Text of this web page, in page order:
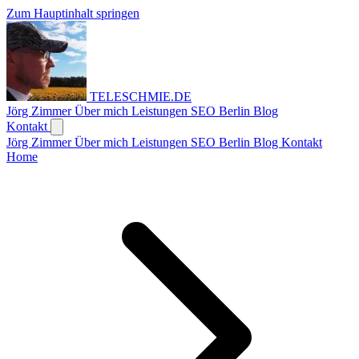
Zum Hauptinhalt springen
TELESCHMIE.DE
Jörg ZimmerÜber mich Leistungen SEO Berlin Blog
Kontakt
Jörg ZimmerÜber mich Leistungen SEO Berlin Blog Kontakt
Home